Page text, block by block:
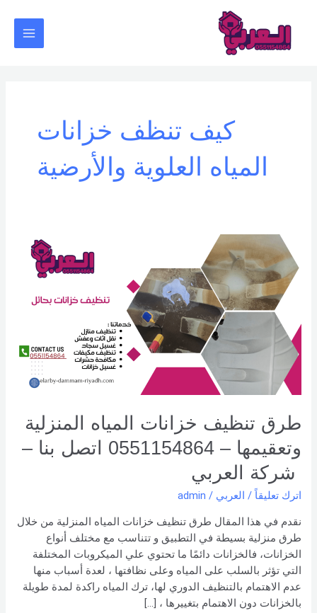
المحتوى
كيف تنظف خزانات
المياه العلوية والأرضية
طرق تنظيف خزانات المياه المنزلية
وتعقيمها – 0551154864 اتصل بنا –
شركة العربي
اترك تعليقاً / العربي /
admin
نقدم في هذا المقال طرق تنظيف خزانات المياه المنزلية من خلال
طرق منزلية بسيطة في التطبيق و تتناسب مع مختلف أنواع
الخزانات، فالخزانات دائمًا ما تحتوي علي الميكروبات المختلفة
التي تؤثر بالسلب على المياه وعلى نظافتها ، لعدة أسباب منها
عدم الاهتمام بالتنظيف الدوري لها، ترك المياه راكدة لمدة طويلة
بالخزانات دون الاهتمام بتغييرها ، […]
طرق
تنظيف
خزانات
المياه
المنزلية
وتعقيمها
–
0551154864
اتصل
بنا –